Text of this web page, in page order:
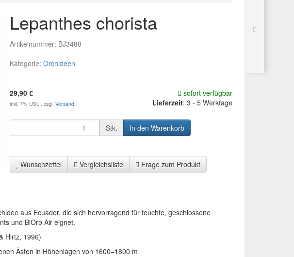
Lepanthes chorista
Artikelnummer: BJ3488
Kategorie: Orchideen
29,90 €
inkl. 7% USt. , zzgl. Versand
sofort verfügbar
Lieferzeit: 3 - 5 Werktage
Stk. In den Warenkorb
Wunschzettel Vergleichsliste Frage zum Produkt
aus Ecuador, die sich hervorragend für feuchte, geschlossene
und BiOrb Air eignet.
Hirtz, 1996)
Ästen in Höhenlagen von 1600–1800 m